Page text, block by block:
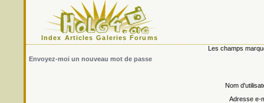
Index Articles Galeries Forums
Les champs
Envoyez-moi un nouveau mot de passe
Nom
Adresse e-